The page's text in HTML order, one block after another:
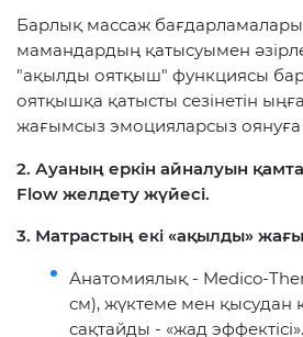
Барлық массаж
мамандардың қатысуымен
"ақылды оятқыш" функциясы бар,
оятқышқа қатысты сезінетін
жағымсыз эмоцияларсыз оянуға
2. Ауаның еркін айналуын
Flow желдету жүйесі.
3. Матрастың екі «ақылды»
Анатомиялық - Medico-
см), жүктеме мен қысудан
сақтайды - «жад